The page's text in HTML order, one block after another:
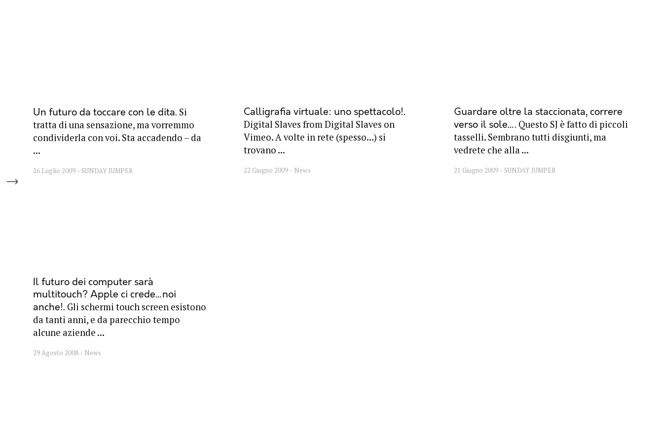
Un futuro da toccare con le dita Si
tratta di una sensazione, ma vorremmo
condividerla con voi. Sta accadendo – da
...
26 Luglio 2009 SUNDAY JUMPER
Calligrafia virtuale: uno spettacolo!
Digital Slaves from Digital Slaves on
Vimeo. A volte in rete (spesso…) si
trovano ...
22 Giugno 2009 News
Guardare oltre la staccionata, correre
verso il sole… Questo SJ è fatto di piccoli
tasselli. Sembrano tutti disgiunti, ma
vedrete che alla ...
21 Giugno 2009 SUNDAY JUMPER
Il futuro dei computer sarà
multitouch? Apple ci crede…noi
anche! Gli schermi touch screen esistono
da tanti anni, e da parecchio tempo
alcune aziende ...
29 Agosto 2008 News